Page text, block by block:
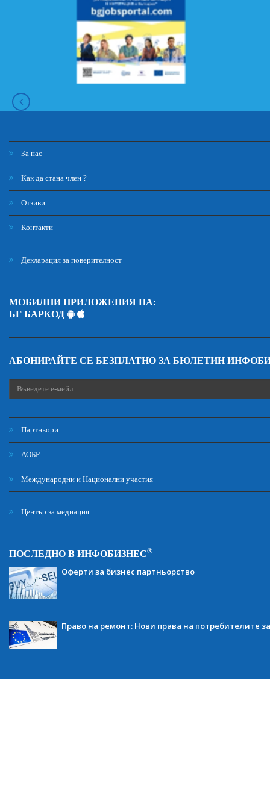
За нас
Как да стана член ?
Отзиви
Контакти
Декларация за поверителност
МОБИЛНИ ПРИЛОЖЕНИЯ НА:
БГ БАРКОД
АБОНИРАЙТЕ СЕ БЕЗПЛАТНО ЗА БЮЛЕТИН
Партньори
АОБР
Международни и Национални участия
Център за медиация
ПОСЛЕДНО В ИНФОБИЗНЕС®
Оферти за бизнес партньорство
Право на ремонт: Нови права на потребителите